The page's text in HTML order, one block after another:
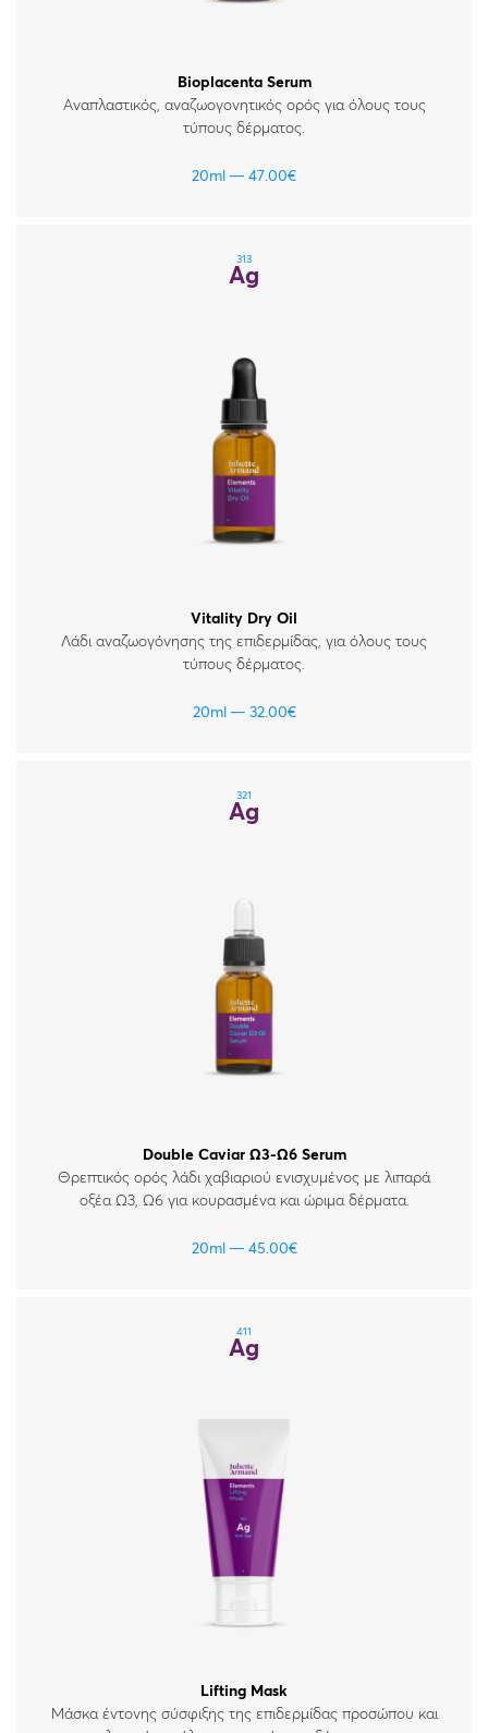
Bioplacenta Serum
Αναπλαστικός, αναζωογονητικός ορός για όλους τους
τύπους δέρματος.
20ml 47.00€
313
Ag
Vitality Dry Oil
Λάδι αναζωογόνησης της επιδερμίδας, για όλους τους
τύπους δέρματος.
20ml 32.00€
321
Ag
Double Caviar Ω3-Ω6 Serum
Θρεπτικός ορός λάδι χαβιαριού ενισχυμένος με λιπαρά
οξέα Ω3, Ω6 για κουρασμένα και ώριμα δέρματα.
20ml 45.00€
411
Ag
Lifting Mask
Μάσκα έντονης σύσφιξης της επιδερμίδας προσώπου και